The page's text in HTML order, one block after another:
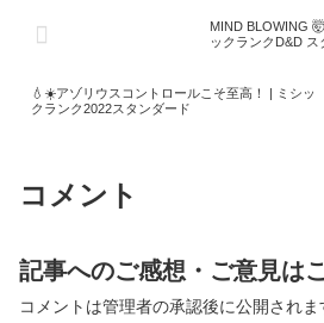
MIND BLOWING
ックランクD&D
💧☀️アゾリウスコントロールこそ至高！ | ミシッ
クランク2022スタンダード
コメント
記事へのご感想・ご意見は
コメントは管理者の承認後に公開されま